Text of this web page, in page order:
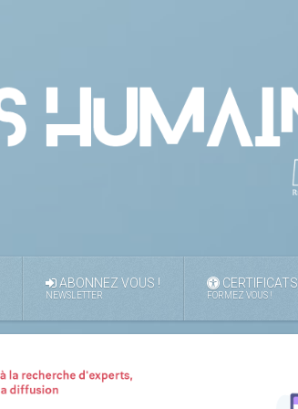
ABONNEZ VOUS !
NEWSLETTER
CERTIFICATS
FORMEZ VOUS !